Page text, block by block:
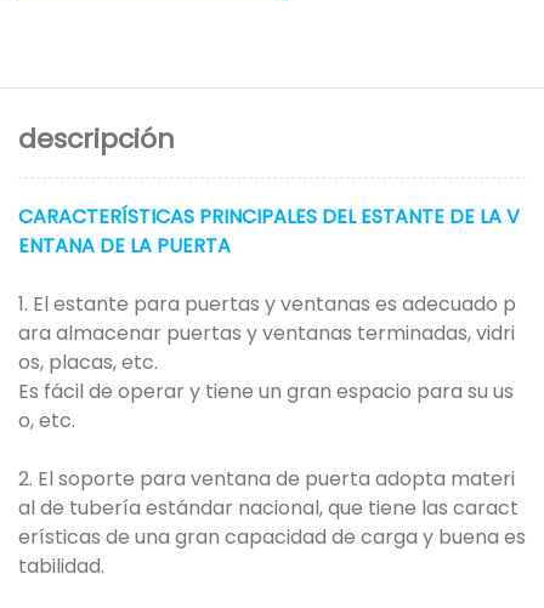
descripción
CARACTERÍSTICAS PRINCIPALES DEL ESTANTE DE LA V
ENTANA DE LA PUERTA
1. El estante para puertas y ventanas es adecuado p
ara almacenar puertas y ventanas terminadas, vidri
os, placas, etc.
Es fácil de operar y tiene un gran espacio para su us
o, etc.
2. El soporte para ventana de puerta adopta materi
al de tubería estándar nacional, que tiene las caract
erísticas de una gran capacidad de carga y buena es
tabilidad.